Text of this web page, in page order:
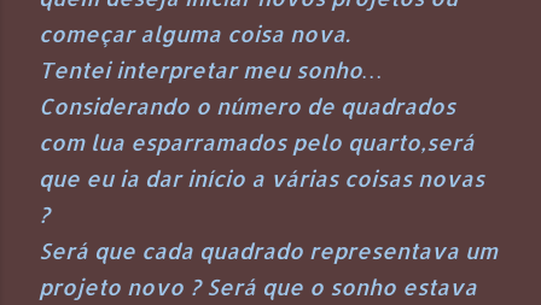
começar alguma coisa nova.
Tentei interpretar meu sonho…
Considerando o número de quadrados
com lua esparramados pelo quarto,será
que eu ia dar início a várias coisas novas
?
Será que cada quadrado representava um
projeto novo ? Será que o sonho estava